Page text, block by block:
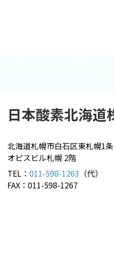
日本酸素北海道
北海道札幌市白石区東札幌1
オピスビル札幌 2階
TEL： 011-598-1263 （代）
FAX：011-598-1267